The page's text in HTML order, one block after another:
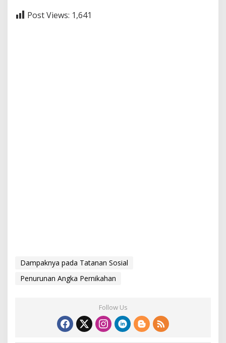
Post Views: 1,641
Dampaknya pada Tatanan Sosial
Penurunan Angka Pernikahan
Follow Us